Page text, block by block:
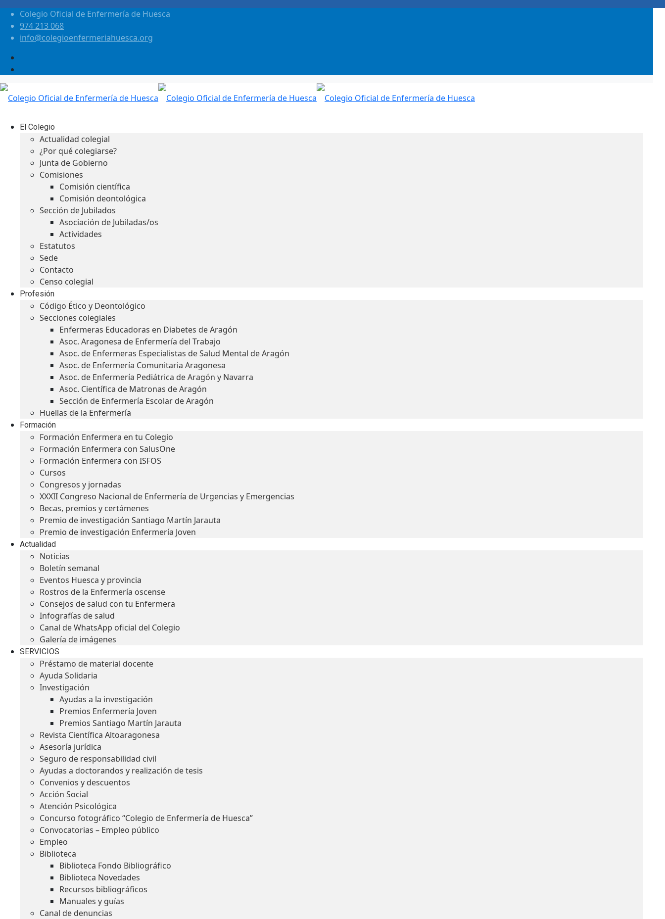
Colegio Oficial de Enfermería de Huesca
974 213 068
info@colegioenfermeriahuesca.org
El Colegio
Actualidad colegial
¿Por qué colegiarse?
Junta de Gobierno
Comisiones
Comisión científica
Comisión deontológica
Sección de Jubilados
Asociación de Jubiladas/os
Actividades
Estatutos
Sede
Contacto
Censo colegial
Profesión
Código Ético y Deontológico
Secciones colegiales
Enfermeras Educadoras en Diabetes de Aragón
Asoc. Aragonesa de Enfermería del Trabajo
Asoc. de Enfermeras Especialistas de Salud Mental de Aragón
Asoc. de Enfermería Comunitaria Aragonesa
Asoc. de Enfermería Pediátrica de Aragón y Navarra
Asoc. Científica de Matronas de Aragón
Sección de Enfermería Escolar de Aragón
Huellas de la Enfermería
Formación
Formación Enfermera en tu Colegio
Formación Enfermera con SalusOne
Formación Enfermera con ISFOS
Cursos
Congresos y jornadas
XXXII Congreso Nacional de Enfermería de Urgencias y Emergencias
Becas, premios y certámenes
Premio de investigación Santiago Martín Jarauta
Premio de investigación Enfermería Joven
Actualidad
Noticias
Boletín semanal
Eventos Huesca y provincia
Rostros de la Enfermería oscense
Consejos de salud con tu Enfermera
Infografías de salud
Canal de WhatsApp oficial del Colegio
Galería de imágenes
SERVICIOS
Préstamo de material docente
Ayuda Solidaria
Investigación
Ayudas a la investigación
Premios Enfermería Joven
Premios Santiago Martín Jarauta
Revista Científica Altoaragonesa
Asesoría jurídica
Seguro de responsabilidad civil
Ayudas a doctorandos y realización de tesis
Convenios y descuentos
Acción Social
Atención Psicológica
Concurso fotográfico “Colegio de Enfermería de Huesca”
Convocatorias – Empleo público
Empleo
Biblioteca
Biblioteca Fondo Bibliográfico
Biblioteca Novedades
Recursos bibliográficos
Manuales y guías
Canal de denuncias